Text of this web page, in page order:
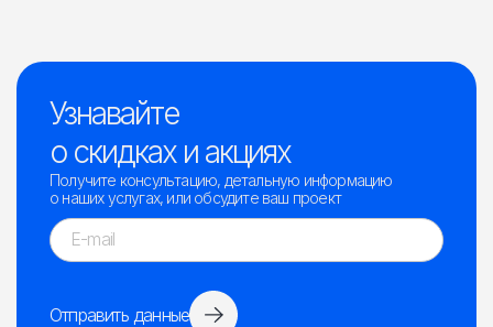
Узнавайте
о скидках и акциях
Получите консультацию, детальную информацию
о наших услугах, или обсудите ваш проект
Отправить данные